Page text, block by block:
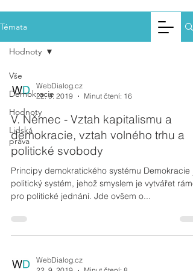
Témata
Vše
Demokracie
Hodnoty
Lidská
práva
Hodnoty
WebDialog.cz
22. 9. 2019
Minut čtení: 16
V. Němec - Vztah kapitalismu a
demokracie, vztah volného trhu a
politické svobody
Principy demokratického systému Demokracie je
politický systém, jehož smyslem je vytvářet
pro politické jednání. Jde ovšem o...
WebDialog.cz